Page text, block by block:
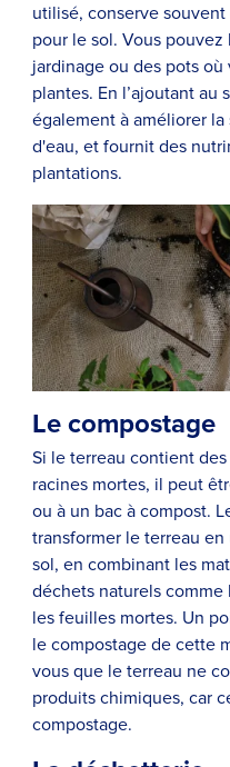
utilisé, conserve
pour le sol. Vous
jardinage ou des pots
plantes. En l’ajoutant
également à améliorer
d'eau, et fournit des
plantations.
Le compostage
Si le terreau contient
racines mortes, il peut
ou à un bac à compost.
transformer le terreau
sol, en combinant les
déchets naturels
les feuilles mortes. Un
le compostage de cette
vous que le terreau ne
produits chimiques, car
compostage.